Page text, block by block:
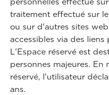
personnelles effectué
traitement effectué sur
ou sur d'autres sites
accessibles via des liens
L'Espace réservé est
personnes majeures. En
réservé, l'utilisateur
ans.